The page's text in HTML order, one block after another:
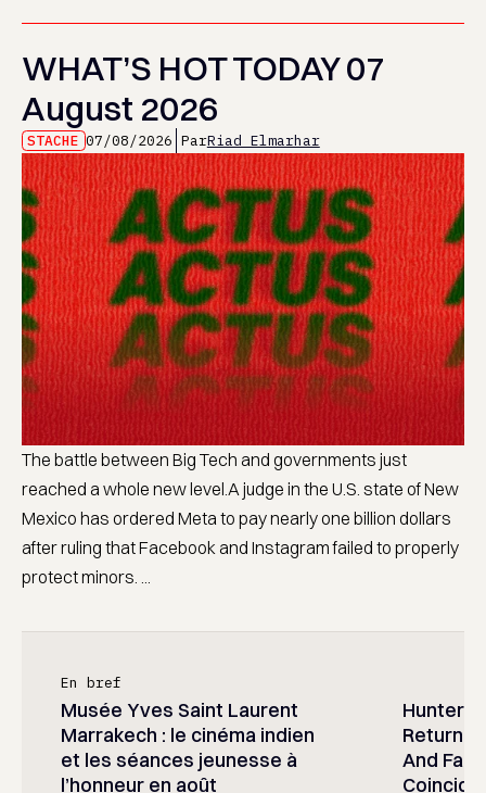
WHAT’S HOT TODAY 07
August 2026
STACHE 07/08/2026 ParRiad Elmarhar
The battle between Big Tech and governments just
reached a whole new level.A judge in the U.S. state of New
Mexico has ordered Meta to pay nearly one billion dollars
after ruling that Facebook and Instagram failed to properly
protect minors. ...
En bref
Musée Yves Saint Laurent
Marrakech : le cinéma indien
et les séances jeunesse à
l’honneur en août
Hunter
And